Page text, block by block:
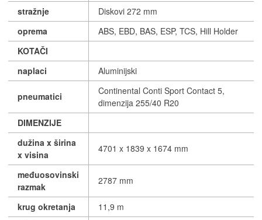
stražnje
Diskovi 272 mm
oprema
ABS, EBD, BAS, ESP, TCS, Hill Holder
KOTAČI
naplaci
Aluminijski
pneumatici
Continental Conti Sport Contact 5,
dimenzija 255/40 R20
DIMENZIJE
dužina x širina
x visina
4701 x 1839 x 1674 mm
međuosovinski
razmak
2787 mm
krug okretanja
11,9 m